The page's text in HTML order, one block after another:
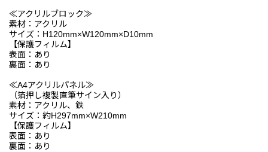
≪アクリルブロック≫
素材：アクリル
サイズ：H120mm×W120mm×D10mm
【保護フィルム】
表面：あり
裏面：あり
≪A4アクリルパネル≫
（箔押し複製直筆サイン入り）
素材：アクリル、鉄
サイズ：約H297mm×W210mm
【保護フィルム】
表面：あり
裏面：あり